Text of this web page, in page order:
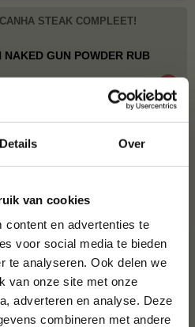
Details Over
van cookies
content en advertenties te
voor social media te bieden
te analyseren. Ook delen we
van onze site met onze
adverteren en analyse. Deze
combineren met andere
STEAK COMPLEET!
NAKED GUN POWDER RUB
RUB
€ 9,95
en ontvang direct
bestelling.